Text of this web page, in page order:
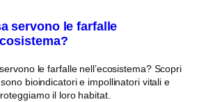
servono le farfalle
le farfalle nell’ecosistema? Scopri
bioindicatori e impollinatori vitali e
il loro habitat.